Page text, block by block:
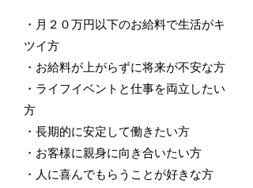
・月２０万円以下のお給料で生活がキ
ツイ方
・お給料が上がらずに将来が不安な方
​・ライフイベントと仕事を両立したい
方
・長期的に安定して働きたい方
・お客様に親身に向き合いたい方
・人に喜んでもらうことが好きな方